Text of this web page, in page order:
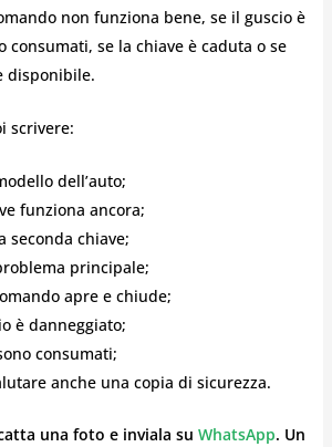
non funziona bene, se il guscio è
consumati, se la chiave è caduta o se
disponibile.
scrivere:
dell’auto;
funziona ancora;
seconda chiave;
principale;
apre e chiude;
è danneggiato;
consumati;
anche una copia di sicurezza.
una foto e inviala su WhatsApp. Un